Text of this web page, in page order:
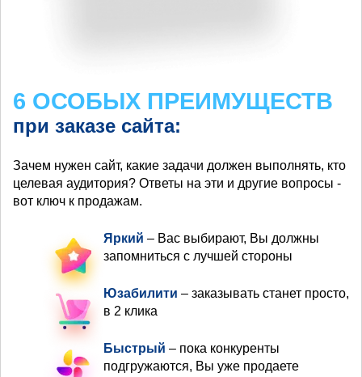
6 ОСОБЫХ ПРЕИМУЩЕСТВ
при заказе сайта:
Зачем нужен сайт, какие задачи должен выполнять, кто
целевая аудитория? Ответы на эти и другие вопросы -
вот ключ к продажам.
Яркий – Вас выбирают, Вы должны
запомниться с лучшей стороны
Юзабилити – заказывать станет просто,
в 2 клика
Быстрый – пока конкуренты
подгружаются, Вы уже продаете